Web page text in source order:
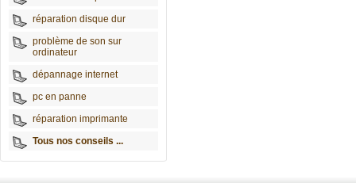
réparation disque dur
problème de son sur
ordinateur
dépannage internet
pc en panne
réparation imprimante
Tous nos conseils ...